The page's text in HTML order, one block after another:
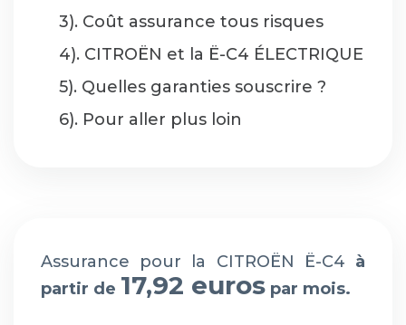
3). Coût assurance tous risques
4). CITROËN et la Ë-C4 ÉLECTRIQUE
5). Quelles garanties souscrire ?
6). Pour aller plus loin
Assurance pour la CITROËN Ë-C4 à
partir de 17,92 euros par mois.